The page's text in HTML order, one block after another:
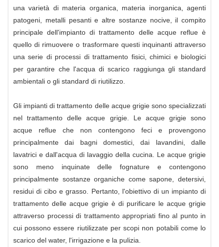
una varietà di materia organica, materia inorganica, agenti
patogeni, metalli pesanti e altre sostanze nocive, il compito
principale dell'impianto di trattamento delle acque reflue è
quello di rimuovere o trasformare questi inquinanti attraverso
una serie di processi di trattamento fisici, chimici e biologici
per garantire che l'acqua di scarico raggiunga gli standard
ambientali o gli standard di riutilizzo.
Gli impianti di trattamento delle acque grigie sono specializzati
nel trattamento delle acque grigie. Le acque grigie sono
acque reflue che non contengono feci e provengono
principalmente dai bagni domestici, dai lavandini, dalle
lavatrici e dall'acqua di lavaggio della cucina. Le acque grigie
sono meno inquinate delle fognature e contengono
principalmente sostanze organiche come sapone, detersivi,
residui di cibo e grasso. Pertanto, l'obiettivo di un impianto di
trattamento delle acque grigie è di purificare le acque grigie
attraverso processi di trattamento appropriati fino al punto in
cui possono essere riutilizzate per scopi non potabili come lo
scarico del water, l'irrigazione e la pulizia.